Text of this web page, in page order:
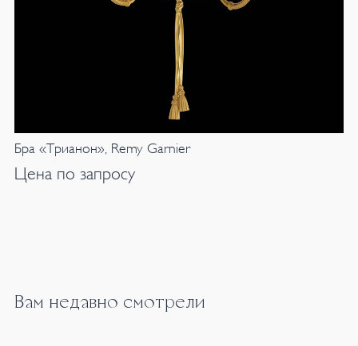
Бра «Трианон», Remy Garnier
Цена по запросу
Вам недавно смотрели